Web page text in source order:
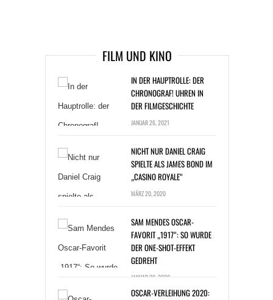
FILM UND KINO
CHRONOGRAF! UHREN IN
DER FILMGESCHICHTE
JANUAR 26, 2021
SPIELTE ALS JAMES BOND IM
„CASINO ROYALE“
MÄRZ 20, 2020
FAVORIT „1917“: SO WURDE
DER ONE-SHOT-EFFEKT
GEDREHT
JANUAR 20, 2020
OSCAR-VERLEIHUNG 2020:
DER „JOKER“ IST FAVORIT,